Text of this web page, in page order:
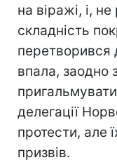
на віражі, і,
складність
перетворився
впала, заодно
пригальмувати
делегації
протести, але
призвів.